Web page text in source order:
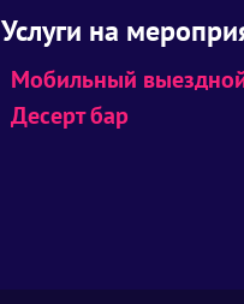
Услуги на
Мобильный
Десерт бар